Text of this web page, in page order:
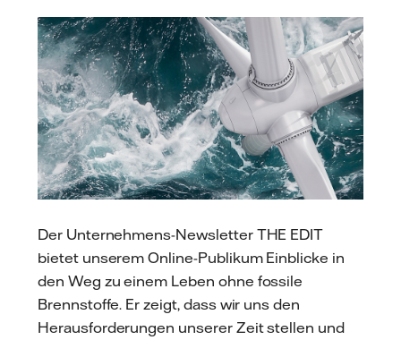
Der Unternehmens-Newsletter THE EDIT
bietet unserem Online-Publikum Einblicke in
den Weg zu einem Leben ohne fossile
Brennstoffe. Er zeigt, dass wir uns den
Herausforderungen unserer Zeit stellen und